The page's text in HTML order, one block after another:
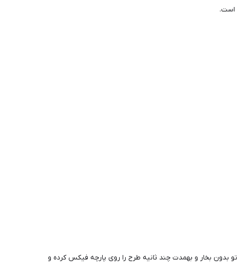
است.
بدون بخار و بهمدت چند ثانیه طرح را روی پارچه فیکس کرده و